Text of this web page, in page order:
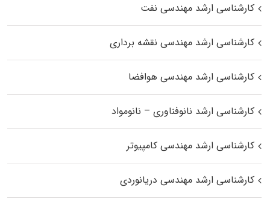
کارشناسی ارشد مهندسی نفت
کارشناسی ارشد مهندسی نقشه برداری
کارشناسی ارشد مهندسی هوافضا
کارشناسی ارشد نانوفناوری – نانومواد
کارشناسی ارشد مهندسی کامپیوتر
کارشناسی ارشد مهندسی دریانوردی